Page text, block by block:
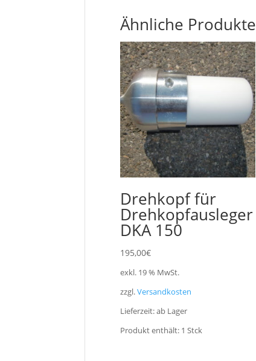
Ähnliche Produkte
Drehkopf für
Drehkopfausleger
DKA 150
195,00€
exkl. 19 % MwSt.
zzgl.Versandkosten
Lieferzeit:ab Lager
Produkt enthält: 1 Stck